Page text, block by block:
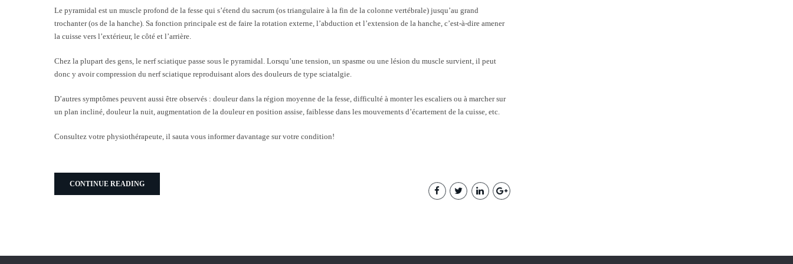
Le pyramidal est un muscle profond de la fesse qui s’étend du sacrum (os triangulaire à la fin de la colonne vertébrale) jusqu’au grand
trochanter (os de la hanche). Sa fonction principale est de faire la rotation externe, l’abduction et l’extension de la hanche, c’est-à-dire amener
la cuisse vers l’extérieur, le côté et l’arrière.
Chez la plupart des gens, le nerf sciatique passe sous le pyramidal. Lorsqu’une tension, un spasme ou une lésion du muscle survient, il peut
donc y avoir compression du nerf sciatique reproduisant alors des douleurs de type sciatalgie.
D’autres symptômes peuvent aussi être observés : douleur dans la région moyenne de la fesse, difficulté à monter les escaliers ou à marcher sur
un plan incliné, douleur la nuit, augmentation de la douleur en position assise, faiblesse dans les mouvements d’écartement de la cuisse, etc.
Consultez votre physiothérapeute, il sauta vous informer davantage sur votre condition!
CONTINUE READING